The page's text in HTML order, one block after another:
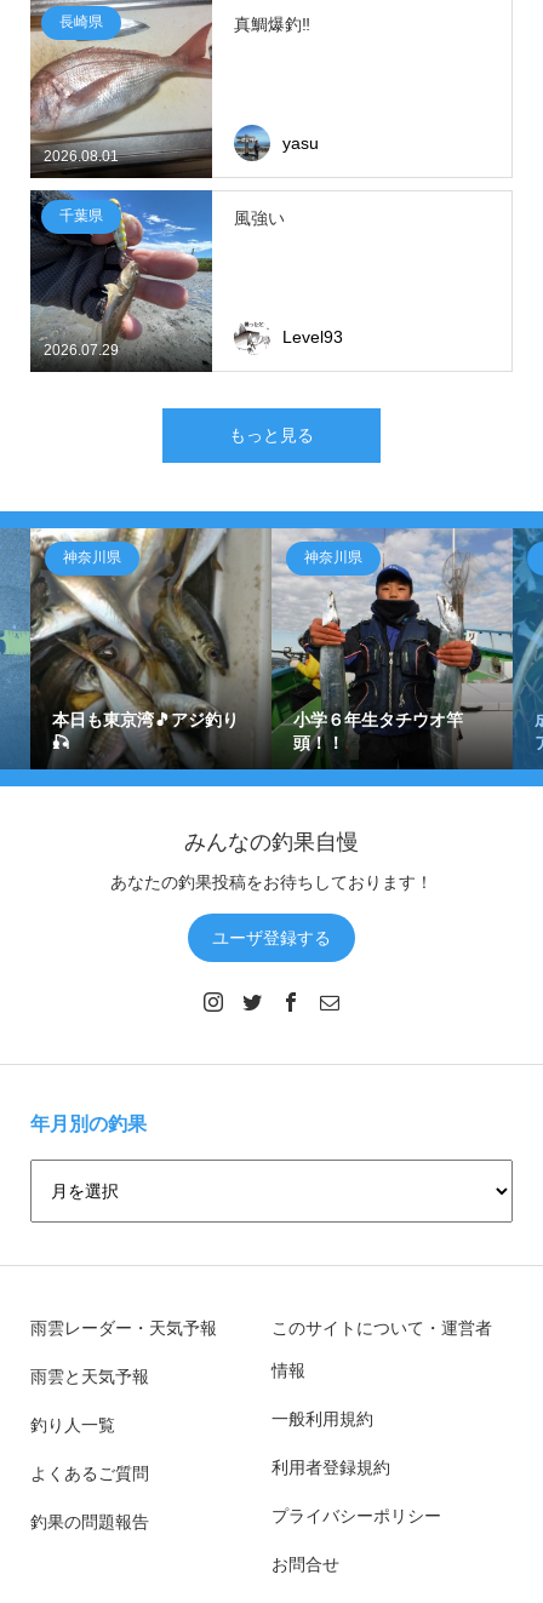
2026.08.01
長崎県 真鯛爆釣‼
yasu
2026.07.29
千葉県 風強い
Level93
もっと見る
神奈川県
本日も東京湾🎵アジ釣り
🎣
神奈川県
小学６年生タチウオ竿
頭！！
みんなの釣果自慢
あなたの釣果投稿をお待ちしております！
ユーザ登録する
年月別の釣果
雨雲レーダー・天気予報
雨雲と天気予報
釣り人一覧
よくあるご質問
釣果の問題報告
このサイトについて・運営者
情報
一般利用規約
利用者登録規約
プライバシーポリシー
お問合せ